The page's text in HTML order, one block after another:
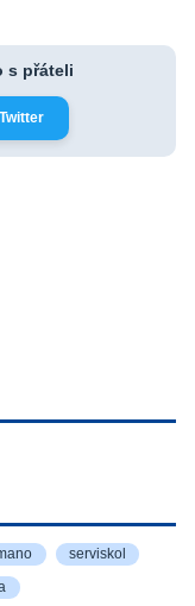
serviskol
s přáteli
Twitter